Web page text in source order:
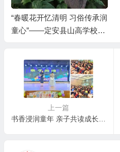
家校绿茵同场，共筑足球梦
想——2025年定安县山高学
上一篇